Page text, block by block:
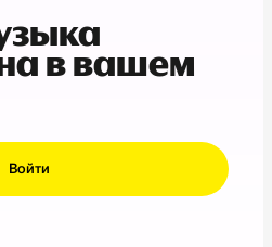
в вашем
Войти